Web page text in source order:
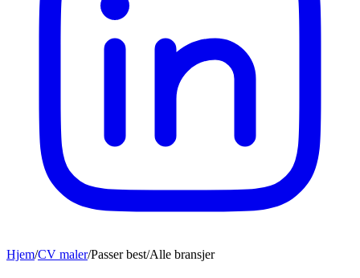
Hjem/CV maler/Passer best/Alle bransjer